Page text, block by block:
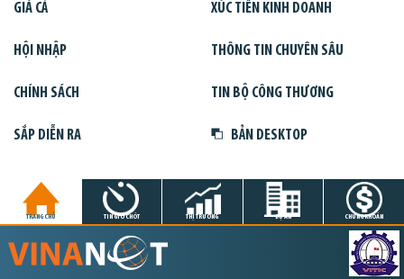
GIÁ CẢ XÚC TIẾN KINH DOANH
HỘI NHẬP THÔNG TIN CHUYÊN SÂU
CHÍNH SÁCH TIN BỘ CÔNG THƯƠNG
SẮP DIỄN RA BẢN DESKTOP
TRANG CHỦ TIN GIỜ CHÓT THỊ TRƯỜNG DỰ ÁN CHỨNG KHOÁN